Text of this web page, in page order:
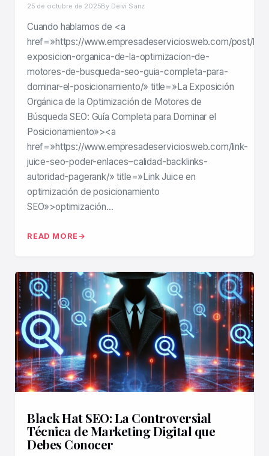
25 de octubre de 2025By Deivi Sanz
Cuando hablamos de <a
href=»https://www.empresadeserviciosweb.com/post/la-
exposicion-organica-de-la-optimizacion-de-
motores-de-busqueda-seo-guia-completa-para-
dominar-el-posicionamiento/» title=»La Exposición
Orgánica de la Optimización de Motores de
Búsqueda SEO: Guía Completa para Dominar el
Posicionamiento»><a
href=»https://www.empresadeserviciosweb.com/link-
juice-seo-poder-enlaces–calidad-backlinks-
autoridad-pagerank/» title=»Link Juice en
optimización de posicionamiento
SEO»>optimización…
READ MORE
Black Hat SEO: La Controversial
Técnica de Marketing Digital que
Debes Conocer